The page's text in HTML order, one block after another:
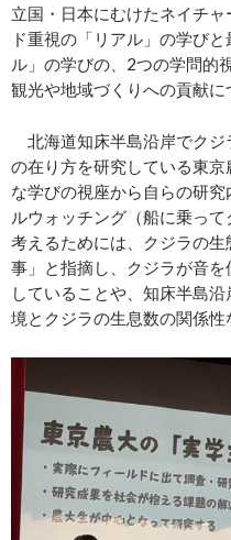
立国・日本にむけたネイチ
ド重視の「リアル」の学び
ル」の学びの、2つの学問的
観光や地域づくりへの貢献に
北海道知床半島沿岸でクジ
の在り方を研究している東
な学びの視座から自らの研
ルウォッチング（船に乗っ
考えるためには、クジラの
事」と指摘し、クジラが音
していることや、知床半島
境とクジラの生息数の関係性